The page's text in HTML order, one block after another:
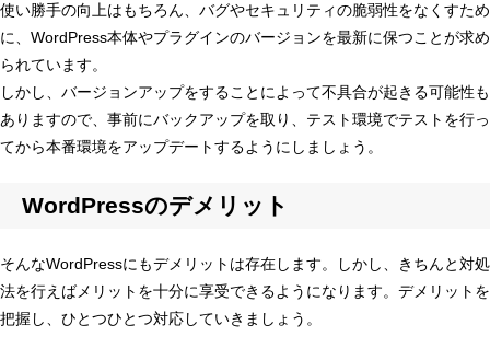
使い勝手の向上はもちろん、バグやセキュリティの脆弱性をなくすため
に、WordPress本体やプラグインのバージョンを最新に保つことが求め
られています。
しかし、バージョンアップをすることによって不具合が起きる可能性も
ありますので、事前にバックアップを取り、テスト環境でテストを行っ
てから本番環境をアップデートするようにしましょう。
WordPressのデメリット
そんなWordPressにもデメリットは存在します。しかし、きちんと対処
法を行えばメリットを十分に享受できるようになります。デメリットを
把握し、ひとつひとつ対応していきましょう。